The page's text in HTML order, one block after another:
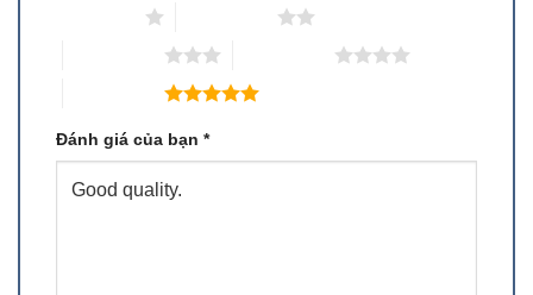
Đánh giá của bạn *